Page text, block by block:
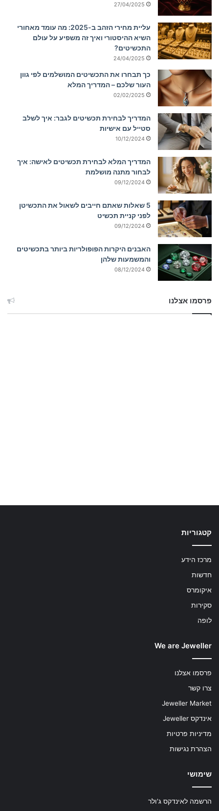
27/04/2025
עליית מחירי הזהב ב-2025: מה עומד מאחורי
השיא ההיסטורי ואיך זה משפיע על עולם
התכשיטים?
24/04/2025
כך תבחרו את התכשיטים המושלמים לפי גוון
העור שלכם – המדריך המלא
02/02/2025
המדריך לבחירת תכשיטים לגבר: איך לשלב
סטייל עם אישיות
10/12/2024
המדריך המלא לבחירת תכשיטים לאישה: איך
לבחור מתנה מושלמת
09/12/2024
5 שאלות שאתם חייבים לשאול את התכשיטן
לפני קניית תכשיט
09/12/2024
האבנים היקרות הפופולריות ביותר בתכשיטים
והמשמעות שלהן
08/12/2024
פרסמו אצלנו
קטגוריות
מרכז הידע
חדשות
איקומרס
סקירות
לופה
We are Jeweller
פרסמו אצלנו
צרו קשר
Jeweller Market
אינדקס Jeweller
מדיניות פרטיות
הצהרת נגישות
שימושי
הרשמה לאינדקס ג'ולר